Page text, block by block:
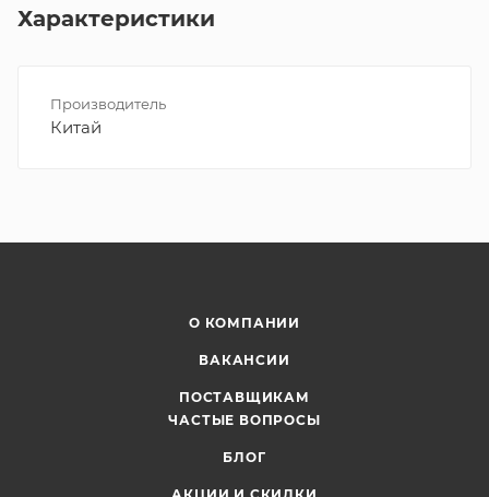
Характеристики
Производитель
Китай
О КОМПАНИИ
ВАКАНСИИ
ПОСТАВЩИКАМ
ЧАСТЫЕ ВОПРОСЫ
БЛОГ